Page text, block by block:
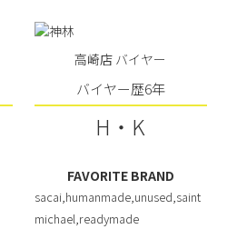
高崎店 バイヤー
バイヤー歴6年
H・K
FAVORITE BRAND
sacai,humanmade,unused,saint
michael,readymade